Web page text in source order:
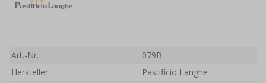
Art.-Nr.
079B
Hersteller
Pastificio Langhe